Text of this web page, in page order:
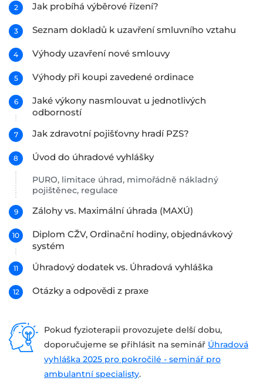
Jak probíhá výběrové řízení?
Seznam dokladů k uzavření smluvního vztahu
Výhody uzavření nové smlouvy
Výhody při koupi zavedené ordinace
Jaké výkony nasmlouvat u jednotlivých
odborností
Jak zdravotní pojišťovny hradí PZS?
Úvod do úhradové vyhlášky
PURO, limitace úhrad, mimořádně nákladný
pojištěnec, regulace
Zálohy vs. Maximální úhrada (MAXÚ)
Diplom CŽV, Ordinační hodiny, objednávkový
systém
Úhradový dodatek vs. Úhradová vyhláška
Otázky a odpovědi z praxe
Pokud fyzioterapii provozujete delší dobu,
doporučujeme se přihlásit na seminář Úhradová
vyhláška 2025 pro pokročilé - seminář pro
ambulantní specialisty.